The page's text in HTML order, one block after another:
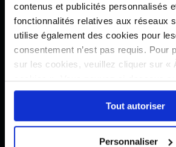
contenus et publicités personnalisés
fonctionnalités relatives aux réseaux
utilise également des cookies pour
consentement n’est pas requis. Pour
sur les cookies, veuillez cliquer sur «
cookies ». Vous pouvez ci-dessous
sélectionner les cookies selon les
« Détails ». À tout moment, vous
choix en cliquant sur le lien «
Tout autoriser
Personnaliser